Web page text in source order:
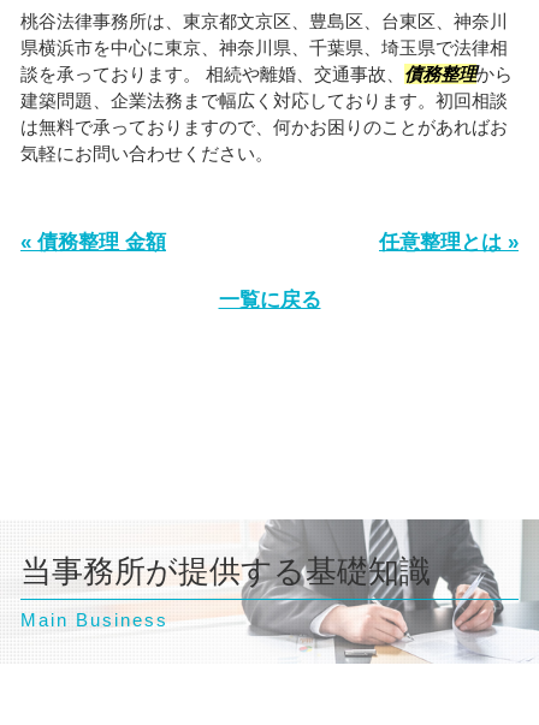
桃谷法律事務所は、東京都文京区、豊島区、台東区、神奈川
県横浜市を中心に東京、神奈川県、千葉県、埼玉県で法律相
談を承っております。 相続や離婚、交通事故、 債務整理から
建築問題、企業法務まで幅広く対応しております。初回相談
は無料で承っておりますので、何かお困りのことがあればお
気軽にお問い合わせください。
« 債務整理 金額 任意整理とは »
一覧に戻る
当事務所が提供する基礎知識
Main Business